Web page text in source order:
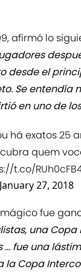
afirmó lo
desde el
Se entendía
en uno de
há exatos 25
quem
t.co/
January 27, 2018
fue
una
fue una
la Copa